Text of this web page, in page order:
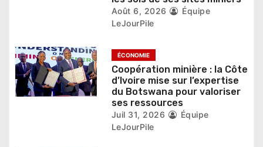
i
c
l
Août 6, 2026
Équipe
LeJourPile
ÉCONOMIE
Coopération minière : la Côte
d’Ivoire mise sur l’expertise
du Botswana pour valoriser
ses ressources
Juil 31, 2026
Équipe
LeJourPile